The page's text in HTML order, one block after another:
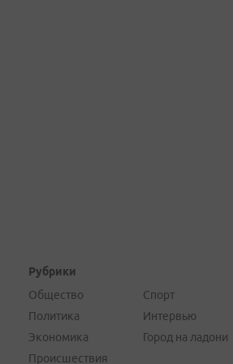
Рубрики
Общество
Политика
Экономика
Происшествия
Спорт
Интервью
Город на ладони